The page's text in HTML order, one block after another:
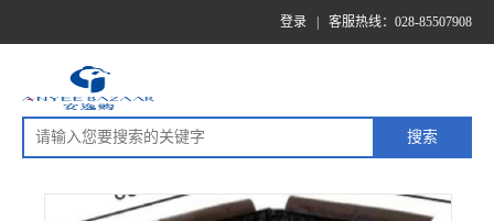
登录 客服热线：028-85507908